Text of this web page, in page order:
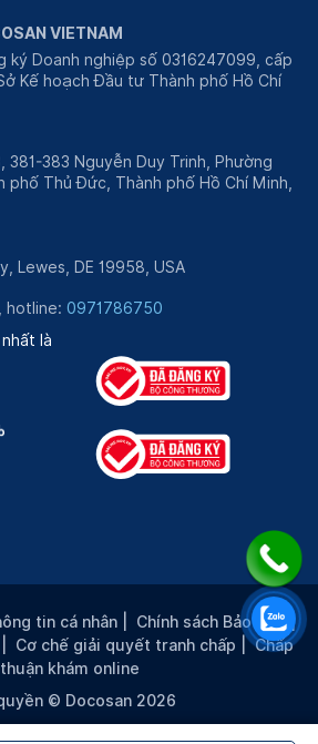
VIETNAM
ký Doanh nghiệp số 0316247099, cấp
Kế hoạch Đầu tư Thành phố Hồ Chí
381-383 Nguyễn Duy Trinh, Phường
phố Thủ Đức, Thành phố Hồ Chí Minh,
Lewes, DE 19958, USA
hotline: 0971786750
là
tin cá nhân Chính sách Bảo mật |
Cơ chế giải quyết tranh chấp |Chấp
thuận khám online
© Docosan 2026